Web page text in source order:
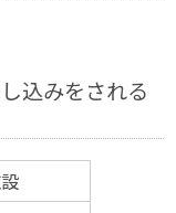
込みをされる